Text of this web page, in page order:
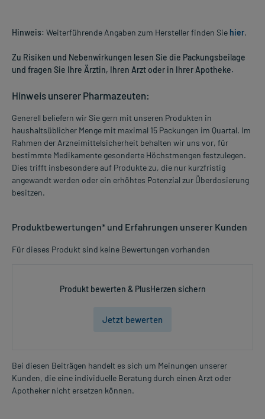
Hinweis: Weiterführende Angaben zum Hersteller finden Sie hier.
Zu Risiken und Nebenwirkungen lesen Sie die Packungsbeilage
und fragen Sie Ihre Ärztin, Ihren Arzt oder in Ihrer Apotheke.
Hinweis unserer Pharmazeuten:
Generell beliefern wir Sie gern mit unseren Produkten in
haushaltsüblicher Menge mit maximal 15 Packungen im Quartal. Im
Rahmen der Arzneimittelsicherheit behalten wir uns vor, für
bestimmte Medikamente gesonderte Höchstmengen festzulegen.
Dies trifft insbesondere auf Produkte zu, die nur kurzfristig
angewandt werden oder ein erhöhtes Potenzial zur Überdosierung
besitzen.
Produktbewertungen* und Erfahrungen unserer Kunden
Für dieses Produkt sind keine Bewertungen vorhanden
Produkt bewerten & PlusHerzen sichern
Jetzt bewerten
Bei diesen Beiträgen handelt es sich um Meinungen unserer
Kunden, die eine individuelle Beratung durch einen Arzt oder
Apotheker nicht ersetzen können.